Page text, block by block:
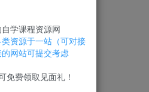
学课程资源网
资源于一站（可对接
网站可提交考虑
免费领取见面礼！